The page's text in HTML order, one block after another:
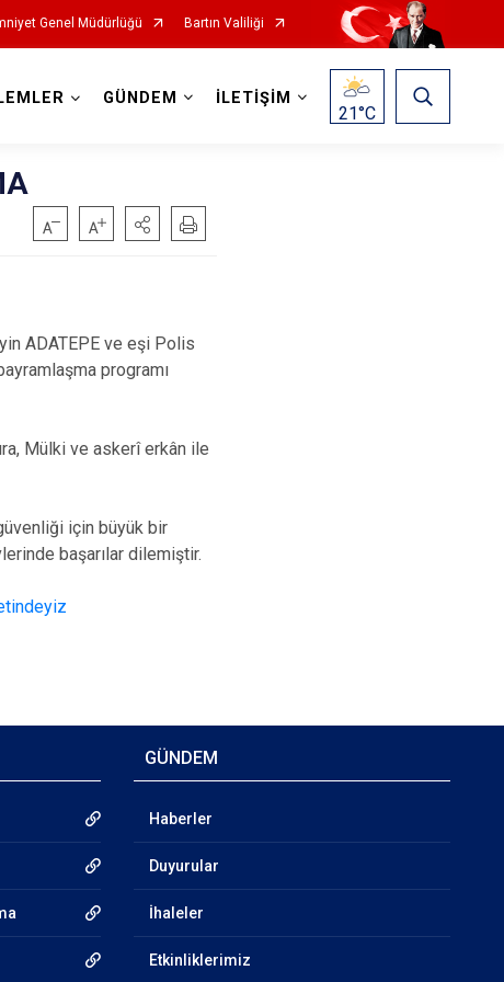
Genel Müdürlüğü Bartın Valiliği
GÜNDEM İLETİŞİM
21°C
ADATEPE ve eşi Polis
programı
Mülki ve askerî erkân ile
için büyük bir
başarılar dilemiştir.
GÜNDEM
Haberler
Duyurular
İhaleler
Etkinliklerimiz